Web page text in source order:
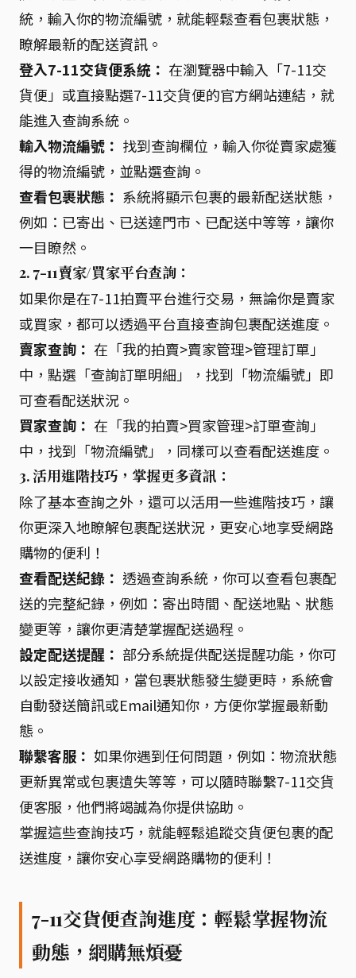
統，輸入你的物流編號，就能輕鬆查看包裹狀態，
瞭解最新的配送資訊。
登入7-11交貨便系統： 在瀏覽器中輸入「7-11交
貨便」或直接點選7-11交貨便的官方網站連結，就
能進入查詢系統。
輸入物流編號： 找到查詢欄位，輸入你從賣家處獲
得的物流編號，並點選查詢。
查看包裹狀態： 系統將顯示包裹的最新配送狀態，
例如：已寄出、已送達門市、已配送中等等，讓你
一目瞭然。
2. 7-11賣家/買家平台查詢：
如果你是在7-11拍賣平台進行交易，無論你是賣家
或買家，都可以透過平台直接查詢包裹配送進度。
賣家查詢： 在「我的拍賣>賣家管理>管理訂單」
中，點選「查詢訂單明細」，找到「物流編號」即
可查看配送狀況。
買家查詢： 在「我的拍賣>買家管理>訂單查詢」
中，找到「物流編號」，同樣可以查看配送進度。
3. 活用進階技巧，掌握更多資訊：
除了基本查詢之外，還可以活用一些進階技巧，讓
你更深入地瞭解包裹配送狀況，更安心地享受網路
購物的便利！
查看配送紀錄： 透過查詢系統，你可以查看包裹配
送的完整紀錄，例如：寄出時間、配送地點、狀態
變更等，讓你更清楚掌握配送過程。
設定配送提醒： 部分系統提供配送提醒功能，你可
以設定接收通知，當包裹狀態發生變更時，系統會
自動發送簡訊或Email通知你，方便你掌握最新動
態。
聯繫客服： 如果你遇到任何問題，例如：物流狀態
更新異常或包裹遺失等等，可以隨時聯繫7-11交貨
便客服，他們將竭誠為你提供協助。
掌握這些查詢技巧，就能輕鬆追蹤交貨便包裹的配
送進度，讓你安心享受網路購物的便利！
7-11交貨便查詢進度：輕鬆掌握物流
動態，網購無煩憂